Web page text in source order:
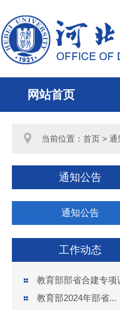
网站首页
当前位置： 首页 > 通
通知公告
通知公告
工作动态
教育部部省合建专项
教育部2024年部省...